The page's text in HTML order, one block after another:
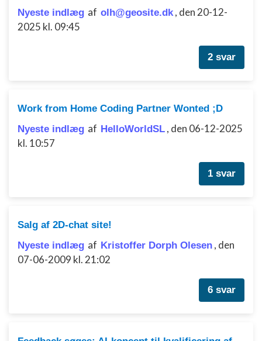
Nyeste indlæg af olh@geosite.dk , den 20-12-
2025 kl. 09:45
2 svar
Work from Home Coding Partner Wonted ;D
Nyeste indlæg af HelloWorldSL , den 06-12-2025
kl. 10:57
1 svar
Salg af 2D-chat site!
Nyeste indlæg af Kristoffer Dorph Olesen , den
07-06-2009 kl. 21:02
6 svar
Annoncering / marketing